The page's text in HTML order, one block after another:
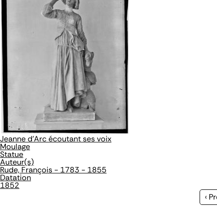
Jeanne d'Arc écoutant ses voix
Moulage
Statue
Auteur(s)
Rude, François - 1783 - 1855
Datation
1852
‹